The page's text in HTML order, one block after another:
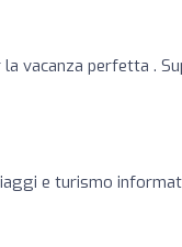
vacanza perfetta .
e turismo